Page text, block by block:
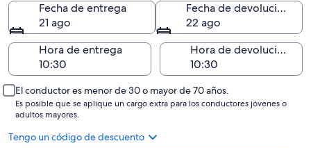
Fecha de entrega
21 ago
Fecha de devolución
22 ago
Hora de entrega
Hora de devolución
El conductor es menor de 30 o mayor de 70 años.
Es posible que se aplique un cargo extra para los conductores jóvenes o
adultos mayores.
Tengo un código de descuento